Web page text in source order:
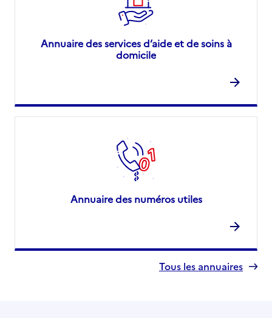
Annuaire des services d’aide et de soins à
domicile
Annuaire des numéros utiles
Tous les annuaires